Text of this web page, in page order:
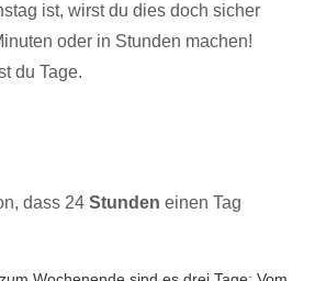
ist, wirst du dies doch sicher
oder in Stunden machen!
du Tage.
dass 24 Stunden einen Tag